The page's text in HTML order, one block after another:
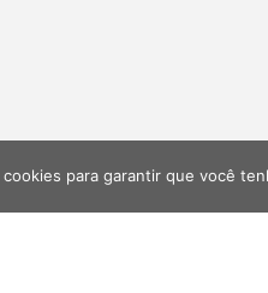
cookies para garantir que você